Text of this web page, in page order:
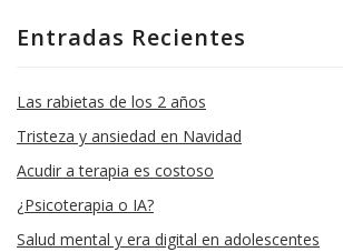
Entradas Recientes
Las rabietas de los 2 años
Tristeza y ansiedad en Navidad
Acudir a terapia es costoso
¿Psicoterapia o IA?
Salud mental y era digital en adolescentes